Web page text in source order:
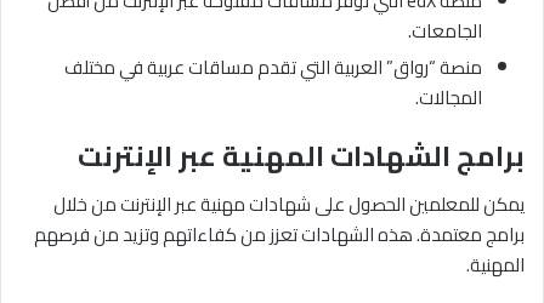
الجامعات.
منصة “رواق” العربية التي تقدم مساقات عربية في مختلف
المجالات.
برامج الشهادات المهنية عبر الإنترنت
يمكن للمعلمين الحصول على شهادات مهنية عبر الإنترنت من خلال
برامج معتمدة. هذه الشهادات تعزز من كفاءاتهم وتزيد من فرصهم
المهنية.